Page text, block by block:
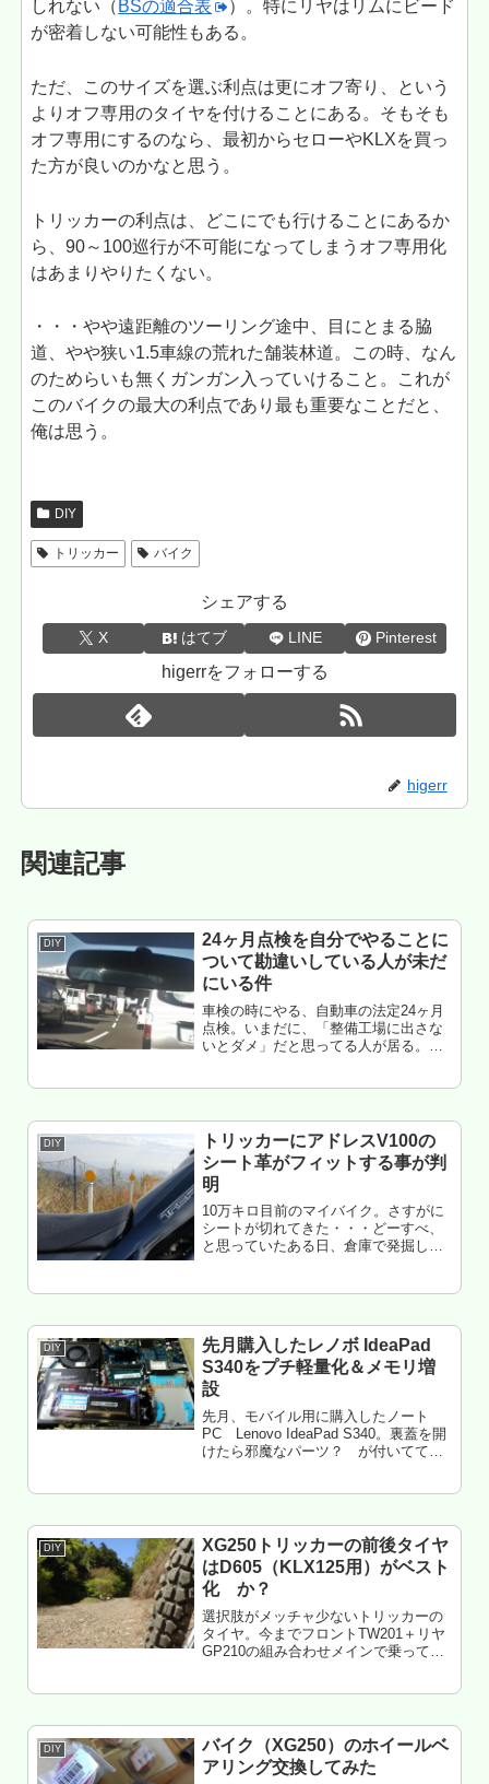
しれない（ BSの適合表
）。特にリヤはリムにビード
が密着しない可能性もある。
ただ、このサイズを選ぶ利点は更にオフ寄り、という
よりオフ専用のタイヤを付けることにある。そもそも
オフ専用にするのなら、最初からセローやKLXを買っ
た方が良いのかなと思う。
トリッカーの利点は、どこにでも行けることにあるか
ら、90～100巡行が不可能になってしまうオフ専用化
はあまりやりたくない。
・・・やや遠距離のツーリング途中、目にとまる脇
道、やや狭い1.5車線の荒れた舗装林道。この時、なん
のためらいも無くガンガン入っていけること。これが
このバイクの最大の利点であり最も重要なことだと、
俺は思う。
DIY
トリッカー バイク
シェアする
X はてブ LINE Pinterest
higerrをフォローする
higerr
関連記事
DIY
24ヶ月点検を自分でやることに
ついて勘違いしている人が未だ
にいる件
車検の時にやる、自動車の法定24ヶ月
点検。いまだに、「整備工場に出さな
いとダメ」だと思ってる人が居る。自
がつい...
DIY
トリッカーにアドレスV100の
シート革がフィットする事が判
明
10万キロ目前のマイバイク。さすがに
シートが切れてきた・・・どーすべ、
と思っていたある日、倉庫で発掘した
着くんじゃね？てことで、流用してみ
DIY
先月購入したレノボ IdeaPad
S340をプチ軽量化＆メモリ増
設
先月、モバイル用に購入したノート
PC Lenovo IdeaPad S340。裏蓋を開
けたら邪魔なパーツ？ が付いてて軽
DIY
XG250トリッカーの前後タイヤ
はD605（KLX125用）がベスト
化 か？
選択肢がメッチャ少ないトリッカーの
タイヤ。今までフロントTW201＋リヤ
GP210の組み合わせメインで乗ってた
DIY
バイク（XG250）のホイールベ
アリング交換してみた